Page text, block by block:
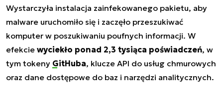
Wystarczyła instalacja zainfekowanego pakietu, aby
malware uruchomiło się i zaczęło przeszukiwać
komputer w poszukiwaniu poufnych informacji. W
efekcie wyciekło ponad 2,3 tysiąca poświadczeń, w
tym tokeny GitHuba, klucze API do usług chmurowych
oraz dane dostępowe do baz i narzędzi analitycznych.